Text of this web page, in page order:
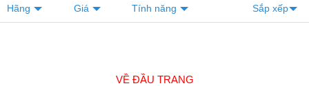
Hãng
Giá Tính năng Sắp xếp
VỀ ĐẦU TRANG